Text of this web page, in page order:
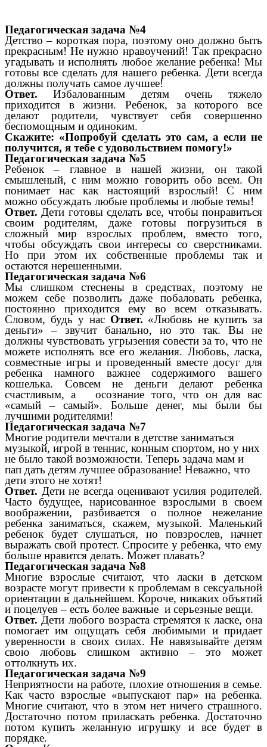
Педагогическая задача №4
Детство – короткая пора, поэтому оно должно быть
прекрасным! Не нужно нравоучений! Так прекрасно
угадывать и исполнять любое желание ребенка! Мы
готовы все сделать для нашего ребенка. Дети всегда
должны получать самое лучшее!
Ответ.Избалованным детям очень тяжело
приходится в жизни. Ребенок, за которого все
делают родители, чувствует себя совершенно
беспомощным и одиноким.
Скажите: «Попробуй сделать это сам, а если не
получится, я тебе с удовольствием помогу!»
Педагогическая задача №5
Ребенок – главное в нашей жизни, он такой
смышленый, с ним можно говорить обо всем. Он
понимает нас как настоящий взрослый! С ним
можно обсуждать любые проблемы и любые темы!
Ответ.Дети готовы сделать все, чтобы понравиться
своим родителям, даже готовы погрузиться в
сложный мир взрослых проблем, вместо того,
чтобы обсуждать свои интересы со сверстниками.
Но при этом их собственные проблемы так и
остаются нерешенными.
Педагогическая задача №6
Мы слишком стеснены в средствах, поэтому не
можем себе позволить даже побаловать ребенка,
постоянно приходится ему во всем отказывать.
Словом, будь у нас Ответ. «Любовь не купить за
деньги» – звучит банально, но это так. Вы не
должны чувствовать угрызения совести за то, что не
можете исполнять все его желания. Любовь, ласка,
совместные игры и проведенный вместе досуг для
ребенка намного важнее содержимого вашего
кошелька. Совсем не деньги делают ребенка
счастливым, а осознание того, что он для вас
«самый – самый». Больше денег, мы были бы
лучшими родителями!
Педагогическая задача №7
Многие родители мечтали в детстве заниматься
музыкой, игрой в теннис, конным спортом, но у них
не было такой возможности. Теперь задача мам и
пап дать детям лучшее образование! Неважно, что
дети этого не хотят!
Ответ. Дети не всегда оценивают усилия родителей.
Часто будущее, нарисованное взрослыми в своем
воображении, разбивается о полное нежелание
ребенка заниматься, скажем, музыкой. Маленький
ребенок будет слушаться, но повзрослев, начнет
выражать свой протест. Спросите у ребенка, что ему
больше нравится делать. Может плавать?
Педагогическая задача №8
Многие взрослые считают, что ласки в детском
возрасте могут привести к проблемам в сексуальной
ориентации в дальнейшем. Короче, никаких объятий
и поцелуев – есть более важные и серьезные вещи.
Ответ.Дети любого возраста стремятся к ласке, она
помогает им ощущать себя любимыми и придает
уверенности в своих силах. Не навязывайте детям
свою любовь слишком активно – это может
оттолкнуть их.
Педагогическая задача №9
Неприятности на работе, плохие отношения в семье.
Как часто взрослые «выпускают пар» на ребенка.
Многие считают, что в этом нет ничего страшного.
Достаточно потом приласкать ребенка. Достаточно
потом купить желанную игрушку и все будет в
порядке.